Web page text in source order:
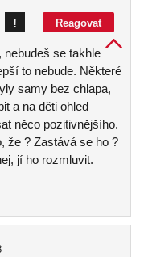
Reagovat
!
se takhle
to nebude. Některé
samy bez chlapa,
a na děti ohled
něco pozitivnějšího.
že ? Zastává se ho ?
jí ho rozmluvit.